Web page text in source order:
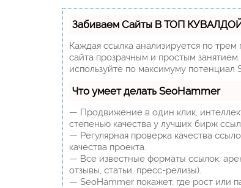
Забиваем Сайты В ТОП
Каждая ссылка анализируется по трем
сайта прозрачным и простым
используйте по максимуму
Что умеет делать SeoHammer
— Продвижение в один клик,
степенью качества у лучших бирж
— Регулярная проверка качества
качества проекта.
— Все известные форматы ссылок:
отзывы, статьи, пресс-релизы).
— SeoHammer покажет, где рост или